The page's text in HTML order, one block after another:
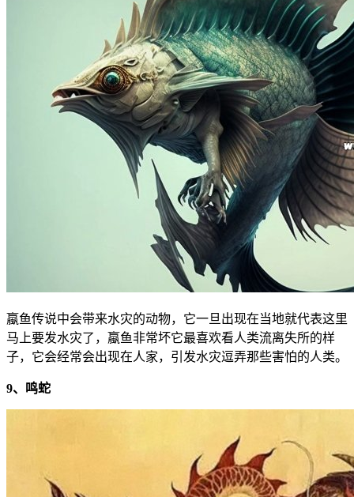
蠃鱼传说中会带来水灾的动物，它一旦出现在当地就代表这里
马上要发水灾了，蠃鱼非常坏它最喜欢看人类流离失所的样
子，它会经常会出现在人家，引发水灾逗弄那些害怕的人类。
9、鸣蛇